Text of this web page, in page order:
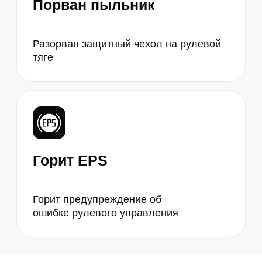
Электрическая (ЭУР/
000₽
Электромотор — от 4 500₽
Датчик момента — от 3 500₽
Капремонт — от 7 000₽
* Точная стоимость — после диагностики